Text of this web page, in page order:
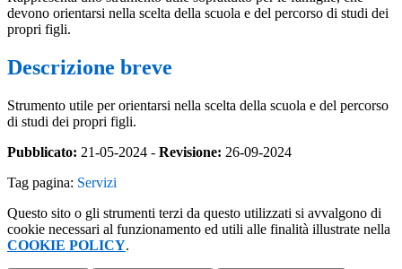
devono orientarsi nella scelta della scuola e del percorso di studi dei
propri figli.
Descrizione breve
Strumento utile per orientarsi nella scelta della scuola e del percorso
di studi dei propri figli.
Pubblicato: 21-05-2024 - Revisione: 26-09-2024
Tag pagina: Servizi
Questo sito o gli strumenti terzi da questo utilizzati si avvalgono di
cookie necessari al funzionamento ed utili alle finalità illustrate nella
COOKIE POLICY.